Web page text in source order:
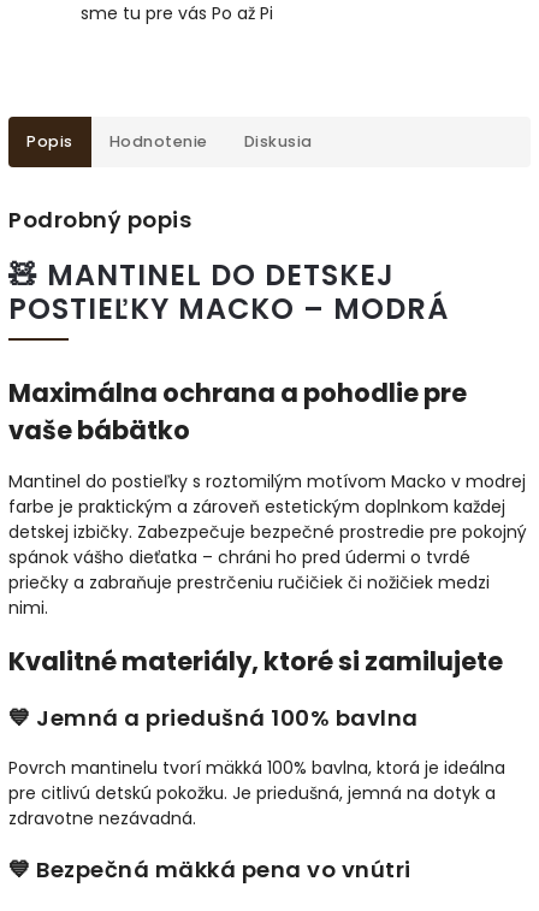
sme tu pre vás Po až Pi
Popis Hodnotenie Diskusia
Podrobný popis
🧸 MANTINEL DO DETSKEJ
POSTIEĽKY MACKO – MODRÁ
Maximálna ochrana a pohodlie pre
vaše bábätko
Mantinel do postieľky s roztomilým motívom Macko v modrej
farbe je praktickým a zároveň estetickým doplnkom každej
detskej izbičky. Zabezpečuje bezpečné prostredie pre pokojný
spánok vášho dieťatka – chráni ho pred údermi o tvrdé
priečky a zabraňuje prestrčeniu ručičiek či nožičiek medzi
nimi.
Kvalitné materiály, ktoré si zamilujete
💙 Jemná a priedušná 100% bavlna
Povrch mantinelu tvorí mäkká 100% bavlna, ktorá je ideálna
pre citlivú detskú pokožku. Je priedušná, jemná na dotyk a
zdravotne nezávadná.
💙 Bezpečná mäkká pena vo vnútri